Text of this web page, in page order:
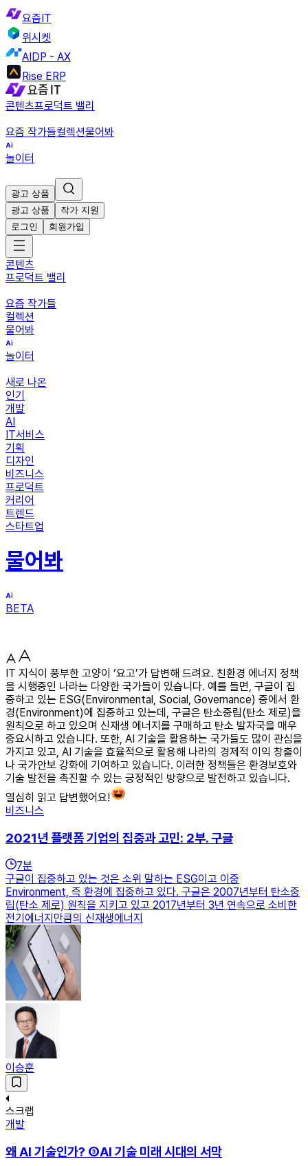
요즘IT
위시켓
AIDP - AX
Rise ERP
콘텐츠프로덕트 밸리
요즘 작가들컬렉션물어봐
놀이터
광고 상품
광고 상품
작가 지원
로그인
회원가입
콘텐츠
프로덕트 밸리
요즘 작가들
컬렉션
물어봐
놀이터
새로 나온
인기
개발
AI
IT서비스
기획
디자인
비즈니스
프로덕트
커리어
트렌드
스타트업
물어봐
BETA
IT 지식이 풍부한 고양이 ‘요고’가 답변해 드려요. 친환경 에너지 정책
을 시행중인 나라는 다양한 국가들이 있습니다. 예를 들면, 구글이 집
중하고 있는 ESG(Environmental, Social, Governance) 중에서 환
경(Environment)에 집중하고 있는데, 구글은 탄소중립(탄소 제로)을
원칙으로 하고 있으며 신재생 에너지를 구매하고 탄소 발자국을 매우
중요시하고 있습니다. 또한, AI 기술을 활용하는 국가들도 많이 관심을
가지고 있고, AI 기술을 효율적으로 활용해 나라의 경제적 이익 창출이
나 국가안보 강화에 기여하고 있습니다. 이러한 정책들은 환경보호와
기술 발전을 촉진할 수 있는 긍정적인 방향으로 발전하고 있습니다.
열심히 읽고 답변했어요!
비즈니스
2021년 플랫폼 기업의 집중과 고민: 2부. 구글
7분
구글이 집중하고 있는 것은 소위 말하는 ESG이고 이중
Environment, 즉 환경에 집중하고 있다. 구글은 2007년부터 탄소중
립(탄소 제로) 원칙을 지키고 있고 2017년부터 3년 연속으로 소비한
전기에너지만큼의 신재생에너지
이승훈
스크랩
개발
왜 AI 기술인가? ③AI 기술 미래 시대의 서막